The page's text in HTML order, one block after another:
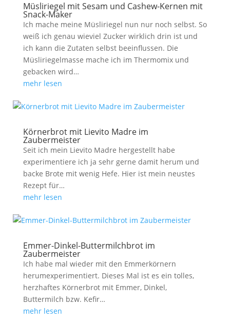
Müsliriegel mit Sesam und Cashew-Kernen mit
Snack-Maker
Ich mache meine Müsliriegel nun nur noch selbst. So
weiß ich genau wieviel Zucker wirklich drin ist und
ich kann die Zutaten selbst beeinflussen. Die
Müsliriegelmasse mache ich im Thermomix und
gebacken wird…
mehr lesen
Körnerbrot mit Lievito Madre im
Zaubermeister
Seit ich mein Lievito Madre hergestellt habe
experimentiere ich ja sehr gerne damit herum und
backe Brote mit wenig Hefe. Hier ist mein neustes
Rezept für…
mehr lesen
Emmer-Dinkel-Buttermilchbrot im
Zaubermeister
Ich habe mal wieder mit den Emmerkörnern
herumexperimentiert. Dieses Mal ist es ein tolles,
herzhaftes Körnerbrot mit Emmer, Dinkel,
Buttermilch bzw. Kefir…
mehr lesen